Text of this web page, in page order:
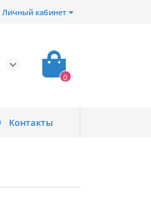
Личный кабинет
0
Контакты